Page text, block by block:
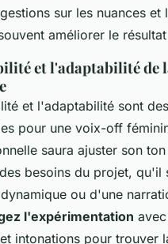
sur les nuances et
améliorer le
et l'adaptabilité de
et l'adaptabilité sont
pour une voix-off
saura ajuster son
besoins du projet, qu'il
ou d'une
l'expérimentation
intonations pour trouver